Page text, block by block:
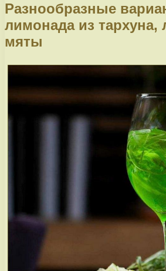
Разнообразные
лимонада из тархуна,
мяты